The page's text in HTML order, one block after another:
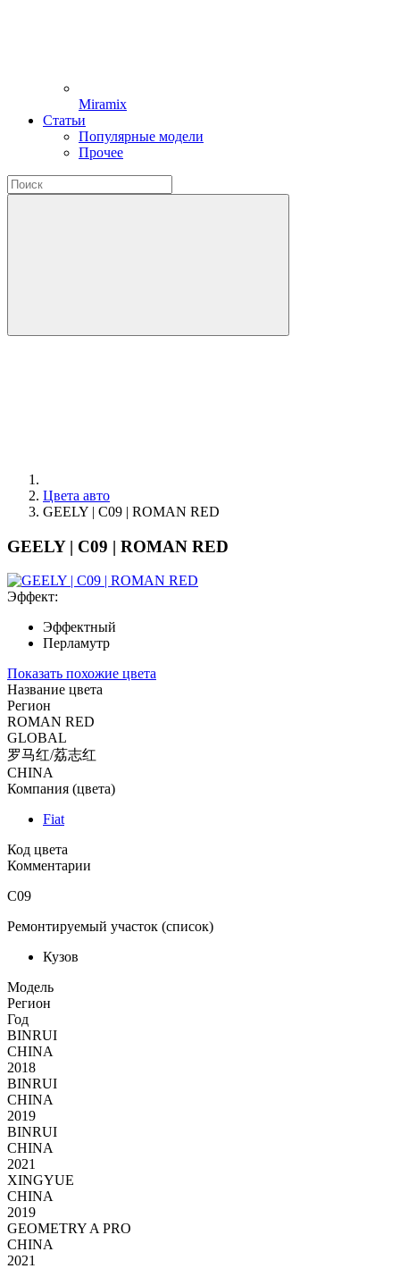
Miramix
Статьи
Популярные модели
Прочее
Цвета авто
GEELY | C09 | ROMAN RED
GEELY | C09 | ROMAN RED
Эффект:
Эффектный
Перламутр
Показать похожие цвета
Название цвета
Регион
ROMAN RED
GLOBAL
罗马红/荔志红
CHINA
Компания (цвета)
Fiat
Код цвета
Комментарии
C09
Ремонтируемый участок (список)
Кузов
Moдель
Регион
Год
BINRUI
CHINA
2018
BINRUI
CHINA
2019
BINRUI
CHINA
2021
XINGYUE
CHINA
2019
GEOMETRY A PRO
CHINA
2021